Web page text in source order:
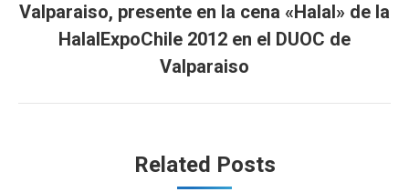
Publicación
siguiente:
Valparaiso, presente en la cena «Halal» de la
HalalExpoChile 2012 en el DUOC de
Valparaiso
Related Posts